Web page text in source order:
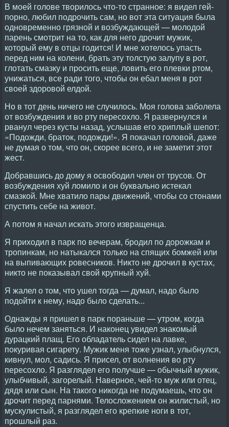
В моей голове творилось что-то странное: я видел гей-
порно, любил подрочить сам, но вот эта ситуация была
одновременно грязной и возбуждающей — молодой
парень смотрит на то, как для него дрочит мужик,
который ему в отцы годится! И мне хотелось упасть
перед ним на колени, брать эту толстую залупу в рот,
глотать смазку и просить еще, ловить его плевки ртом,
унижаться, все ради того, чтобы он ебал меня в рот
своей здоровой елдой.
Но в тот день ничего не случилось. Моя голова заболела
от возбуждения и во рту пересохло. Я развернулся и
рванул через кусты назад, услышав его хриплый шепот:
«Подожди, браток, подожди!». Я покачал головой, даже
не думая о том, что он, скорее всего, и не заметит этот
жест.
Добравшись до дому я освободил член от трусов. От
возбуждения хуй ломило и он буквально истекал
смазкой. Мне хватило пары движений, чтобы со стонами
спустить себе на живот.
А потом я начал искать этого извращенца.
Я приходил в парк по вечерам, бродил по дорожкам и
тропинкам, но натыкался только на спящих бомжей или
на выпивающих ровесников. Никто не дрочил в кустах,
никто не показывал свой крупный хуй.
Я жалел о том, что ушел тогда — думал, надо было
подойти к нему, надо было сделать...
Однажды я пришел в парк пораньше — утром, когда
было нечем заняться. И наконец увидел знакомый
дурацкий плащ. Его обладатель сидел на лавке,
покуривая сигарету. Мужик меня тоже узнал, улыбнулся,
кивнул, мол, садись. Я присел, от волнения во рту
пересохло. Я разглядел его получше — обычный мужик,
улыбчивый, загорелый. Наверное, чей-то муж или отец,
дядя или сын. На такого никогда не подумаешь, что он
дрочит перед парнями. Телосложением он жилистый, но
мускулистый, я разглядел его крепкие ноги в тот,
прошлый раз.